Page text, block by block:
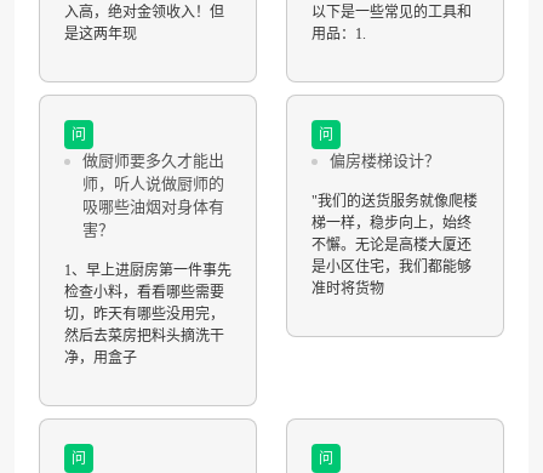
入高，绝对金领收入！但
是这两年现
以下是一些常见的工具和
用品：1.
问
做厨师要多久才能出
师，听人说做厨师的
吸哪些油烟对身体有
害？
1、早上进厨房第一件事先
检查小料，看看哪些需要
切，昨天有哪些没用完，
然后去菜房把料头摘洗干
净，用盒子
问
偏房楼梯设计？
"我们的送货服务就像爬楼
梯一样，稳步向上，始终
不懈。无论是高楼大厦还
是小区住宅，我们都能够
准时将货物
问 问